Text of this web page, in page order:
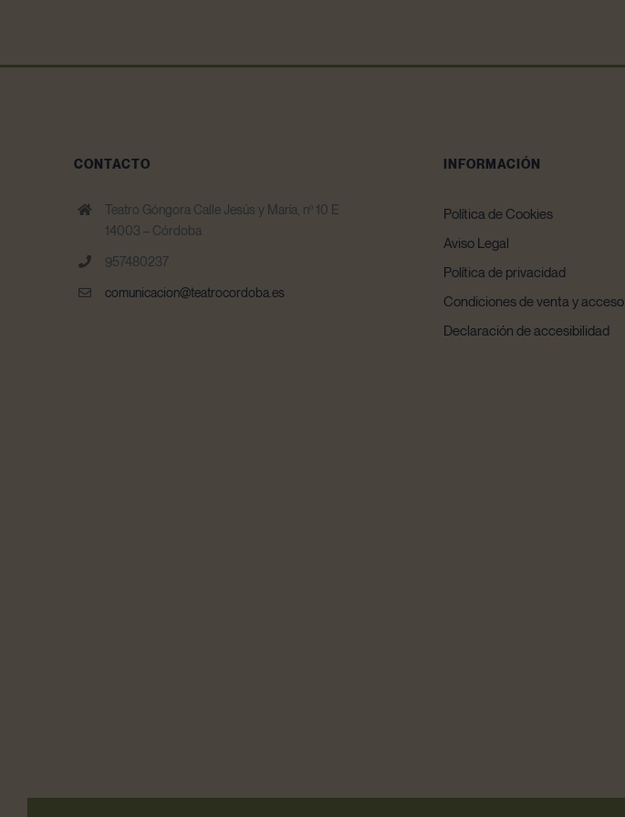
CONTACTO
Teatro Góngora Calle Jesús y María, nº 10 E
14003 – Córdoba
957480237
comunicacion@teatrocordoba.es
INFORMACIÓN
Política de Cookies
Aviso Legal
Política de privacidad
Condiciones de venta y acceso
Declaración de accesibilidad